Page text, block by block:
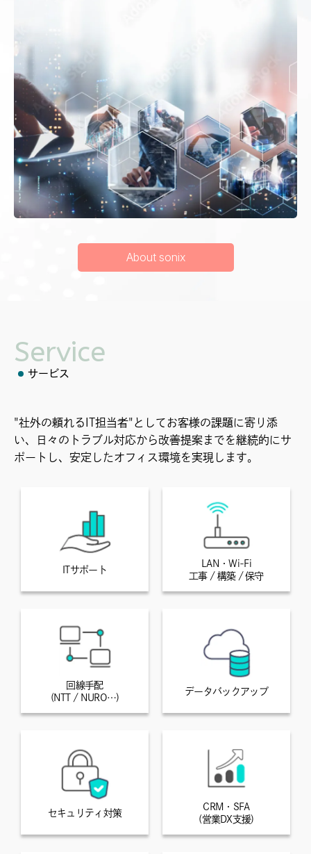
About sonix
Service
サービス
"社外の頼れるIT担当者"としてお客様の課題に寄り添
い、日々のトラブル対応から改善提案までを継続的にサ
ポートし、安定したオフィス環境を実現します。
ITサポート
LAN・Wi-Fi
工事 / 構築 / 保守
回線手配
(NTT / NURO…)
データバックアップ
セキュリティ対策
CRM・SFA
(営業DX支援)